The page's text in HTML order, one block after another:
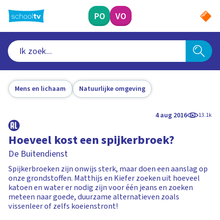
naar
hoofdinhoud
PO VO
Mens en lichaam Natuurlijke omgeving
4 aug 2016 13.1k
Hoeveel kost een spijkerbroek?
De Buitendienst
Spijkerbroeken zijn onwijs sterk, maar doen een aanslag op
onze grondstoffen. Matthijs en Kiefer zoeken uit hoeveel
katoen en water er nodig zijn voor één jeans en zoeken
meteen naar goede, duurzame alternatieven zoals
vissenleer of zelfs koeienstront!